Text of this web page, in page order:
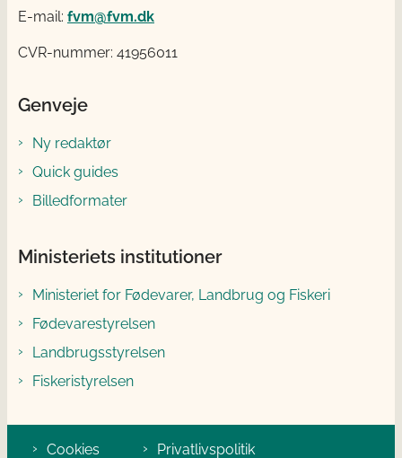
E-mail: fvm@fvm.dk
CVR-nummer: 41956011
Genveje
Ny redaktør
Quick guides
Billedformater
Ministeriets institutioner
Ministeriet for Fødevarer, Landbrug og Fiskeri
Fødevarestyrelsen
Landbrugsstyrelsen
Fiskeristyrelsen
Cookies Privatlivspolitik